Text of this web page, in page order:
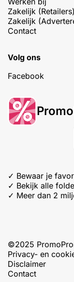
Zakelijk (Retailers)
Zakelijk
Contact
Volg ons
Facebook
✓ Bewaar je
✓ Bekijk alle
✓ Meer dan 2
©2025
Privacy- en
Disclaimer
Contact